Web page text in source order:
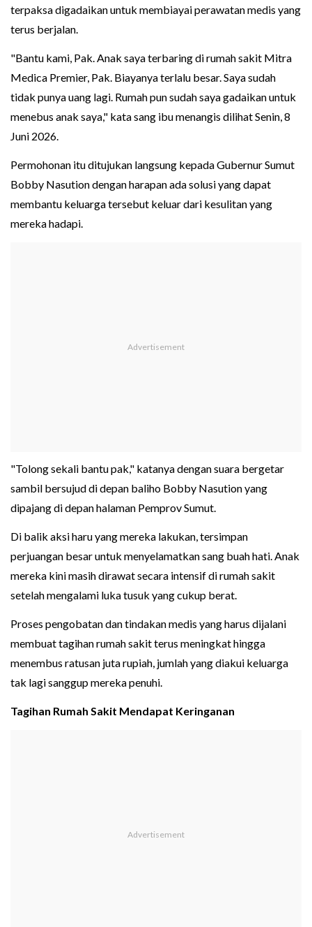
terpaksa digadaikan untuk membiayai perawatan medis yang
terus berjalan.
"Bantu kami, Pak. Anak saya terbaring di rumah sakit Mitra
Medica Premier, Pak. Biayanya terlalu besar. Saya sudah
tidak punya uang lagi. Rumah pun sudah saya gadaikan untuk
menebus anak saya," kata sang ibu menangis dilihat Senin, 8
Juni 2026.
Permohonan itu ditujukan langsung kepada Gubernur Sumut
Bobby Nasution dengan harapan ada solusi yang dapat
membantu keluarga tersebut keluar dari kesulitan yang
mereka hadapi.
"Tolong sekali bantu pak," katanya dengan suara bergetar
sambil bersujud di depan baliho Bobby Nasution yang
dipajang di depan halaman Pemprov Sumut.
Di balik aksi haru yang mereka lakukan, tersimpan
perjuangan besar untuk menyelamatkan sang buah hati. Anak
mereka kini masih dirawat secara intensif di rumah sakit
setelah mengalami luka tusuk yang cukup berat.
Proses pengobatan dan tindakan medis yang harus dijalani
membuat tagihan rumah sakit terus meningkat hingga
menembus ratusan juta rupiah, jumlah yang diakui keluarga
tak lagi sanggup mereka penuhi.
Tagihan Rumah Sakit Mendapat Keringanan